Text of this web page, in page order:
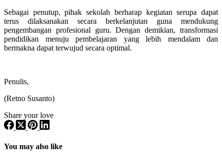
Sebagai penutup, pihak sekolah berharap kegiatan serupa dapat
terus dilaksanakan secara berkelanjutan guna mendukung
pengembangan profesional guru. Dengan demikian, transformasi
pendidikan menuju pembelajaran yang lebih mendalam dan
bermakna dapat terwujud secara optimal.
Penulis,
(Retno Susanto)
Share your love
You may also like